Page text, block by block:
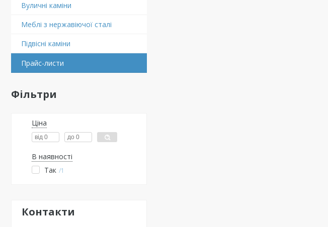
Вуличні каміни
Меблі з нержавіючої сталі
Підвіснi каміни
Прайс-листи
Фільтри
Ціна
В наявності
Так 1
Контакти